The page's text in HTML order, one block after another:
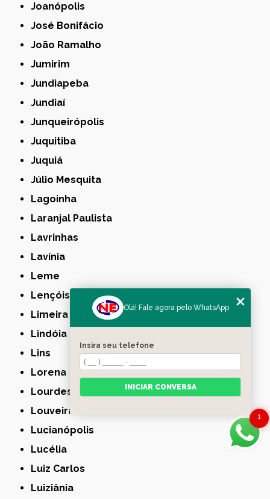
Joanópolis
José Bonifácio
João Ramalho
Jumirim
Jundiapeba
Jundiaí
Junqueirópolis
Juquitiba
Juquiá
Júlio Mesquita
Lagoinha
Laranjal Paulista
Lavrinhas
Lavínia
Leme
Lençóis Paulista
Limeira
Lindóia
Lins
Lorena
Lourdes
Louveira
Lucianópolis
Lucélia
Luiz Carlos
Luiziânia
1
Olá! Fale agora pelo WhatsApp
Insira seu telefone
INICIAR CONVERSA